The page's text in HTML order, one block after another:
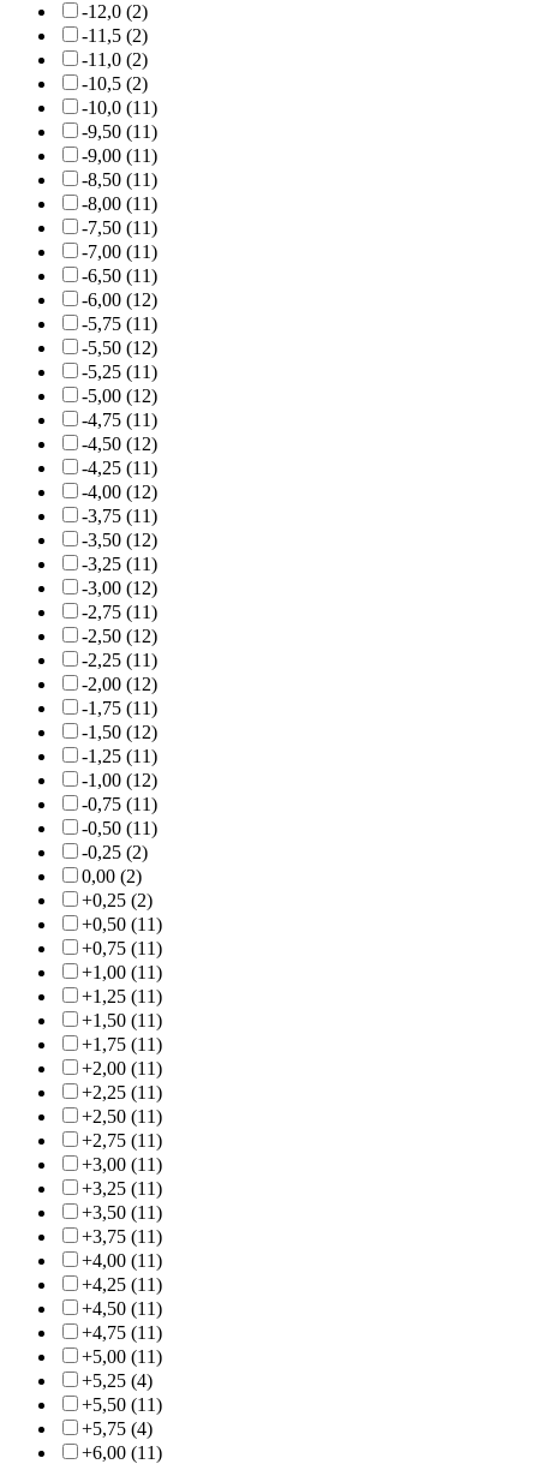
-12,0 (2)
-11,5 (2)
-11,0 (2)
-10,5 (2)
-10,0 (11)
-9,50 (11)
-9,00 (11)
-8,50 (11)
-8,00 (11)
-7,50 (11)
-7,00 (11)
-6,50 (11)
-6,00 (12)
-5,75 (11)
-5,50 (12)
-5,25 (11)
-5,00 (12)
-4,75 (11)
-4,50 (12)
-4,25 (11)
-4,00 (12)
-3,75 (11)
-3,50 (12)
-3,25 (11)
-3,00 (12)
-2,75 (11)
-2,50 (12)
-2,25 (11)
-2,00 (12)
-1,75 (11)
-1,50 (12)
-1,25 (11)
-1,00 (12)
-0,75 (11)
-0,50 (11)
-0,25 (2)
0,00 (2)
+0,25 (2)
+0,50 (11)
+0,75 (11)
+1,00 (11)
+1,25 (11)
+1,50 (11)
+1,75 (11)
+2,00 (11)
+2,25 (11)
+2,50 (11)
+2,75 (11)
+3,00 (11)
+3,25 (11)
+3,50 (11)
+3,75 (11)
+4,00 (11)
+4,25 (11)
+4,50 (11)
+4,75 (11)
+5,00 (11)
+5,25 (4)
+5,50 (11)
+5,75 (4)
+6,00 (11)